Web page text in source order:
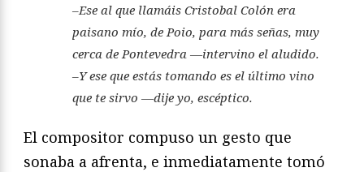
–Ese al que llamáis Cristobal Colón era
paisano mío, de Poio, para más señas, muy
cerca de Pontevedra —intervino el aludido.
–Y ese que estás tomando es el último vino
que te sirvo —dije yo, escéptico.
El compositor compuso un gesto que
sonaba a afrenta, e inmediatamente tomó